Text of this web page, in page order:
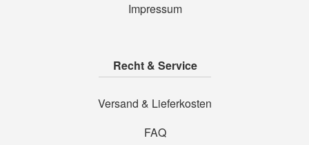
Impressum
Recht & Service
Versand & Lieferkosten
FAQ